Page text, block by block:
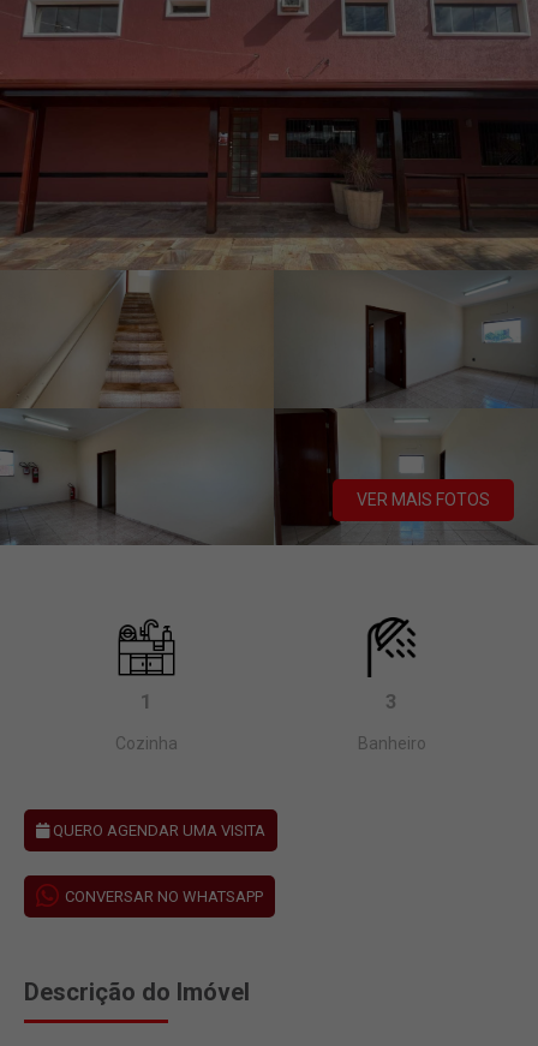
VER MAIS FOTOS
1
Cozinha
3
Banheiro
QUERO AGENDAR UMA VISITA
CONVERSAR NO WHATSAPP
Descrição do Imóvel